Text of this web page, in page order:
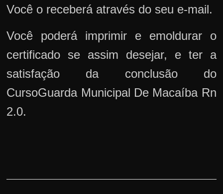
Você o receberá através do seu e-mail.
Você poderá imprimir e emoldurar o
certificado se assim desejar, e ter a
satisfação da conclusão do
CursoGuarda Municipal De Macaíba Rn
2.0.